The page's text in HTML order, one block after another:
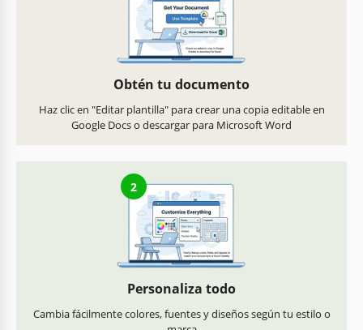
Obtén tu documento
Haz clic en "Editar plantilla" para crear una copia editable en
Google Docs o descargar para Microsoft Word
2
Personaliza todo
Cambia fácilmente colores, fuentes y diseños según tu estilo o